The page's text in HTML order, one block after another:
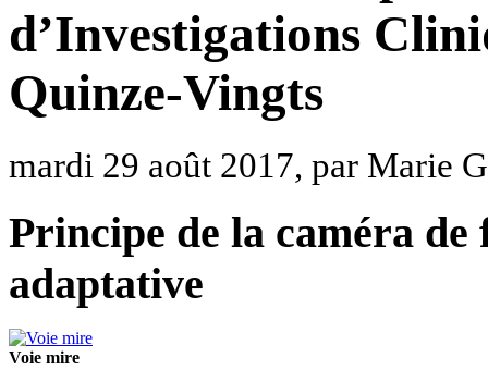
d’Investigations
Quinze-Vingts
mardi 29 août 2017, par Marie
Principe de la caméra
adaptative
Voie mire